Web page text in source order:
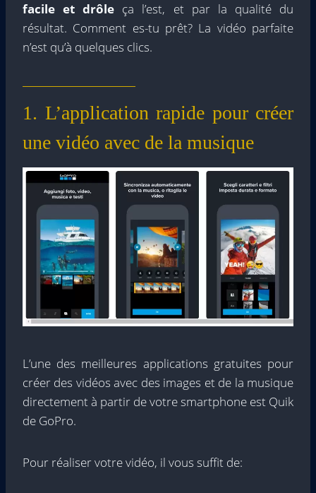
facile et drôle ça l’est, et par la qualité du
résultat. Comment es-tu prêt? La vidéo parfaite
n’est qu’à quelques clics.
1. L’application rapide pour créer
une vidéo avec de la musique
L’une des meilleures applications gratuites pour
créer des vidéos avec des images et de la musique
directement à partir de votre smartphone est Quik
de GoPro.
Pour réaliser votre vidéo, il vous suffit de: